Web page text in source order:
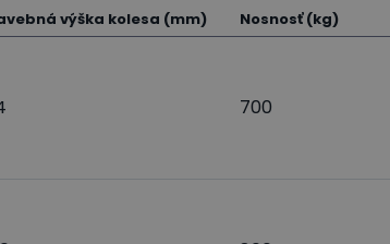
výška kolesa (mm) Nosnosť (kg)
700